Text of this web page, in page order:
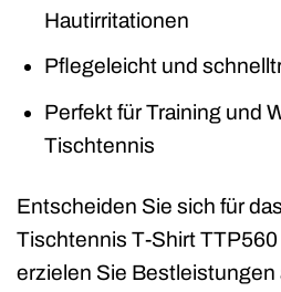
Hautirritationen
Pflegeleicht und
Perfekt für Training und
Tischtennis
Entscheiden Sie sich für
Tischtennis T-Shirt
erzielen Sie Bestleistungen